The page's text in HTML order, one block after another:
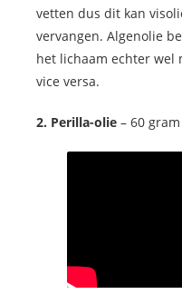
vetten dus dit kan
vervangen. Algenolie
het lichaam echter wel
vice versa.
2. Perilla-olie – 60 gram